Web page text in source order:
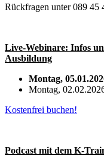
Rückfragen unter 089 45
Live-Webinare: Infos
Ausbildung
Montag,
Montag,
Kostenfrei buchen!
Podcast mit dem K-